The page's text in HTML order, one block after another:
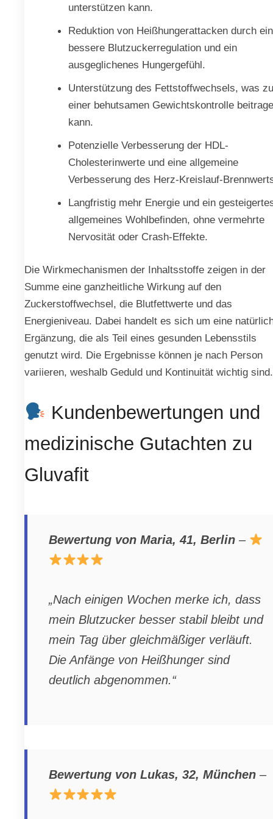
unterstützen kann.
Reduktion von Heißhungerattacken durch
bessere Blutzuckerregulation und ein
ausgeglichenes Hungergefühl.
Unterstützung des Fettstoffwechsels, was zu
einer behutsamen Gewichtskontrolle
kann.
Potenzielle Verbesserung der HDL-
Cholesterinwerte und eine allgemeine
Verbesserung des Herz-Kreislauf-
Langfristig mehr Energie und ein
allgemeines Wohlbefinden, ohne vermehrte
Nervosität oder Crash-Effekte.
Die Wirkmechanismen der Inhaltsstoffe zeigen in der
Summe eine ganzheitliche Wirkung auf den
Zuckerstoffwechsel, die Blutfettwerte und das
Energieniveau. Dabei handelt es sich um eine
Ergänzung, die als Teil eines gesunden Lebensstils
genutzt wird. Die Ergebnisse können je nach Person
variieren, weshalb Geduld und Kontinuität wichtig sind.
Kundenbewertungen und
medizinische Gutachten zu
Gluvafit
Bewertung von Maria, 41, Berlin –
„Nach einigen Wochen merke ich, dass
mein Blutzucker besser stabil bleibt und
mein Tag über gleichmäßiger verläuft.
Die Anfänge von Heißhunger sind
deutlich abgenommen.“
Bewertung von Lukas, 32, München –